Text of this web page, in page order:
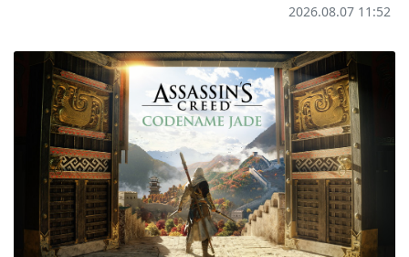
2026.08.07 11:52